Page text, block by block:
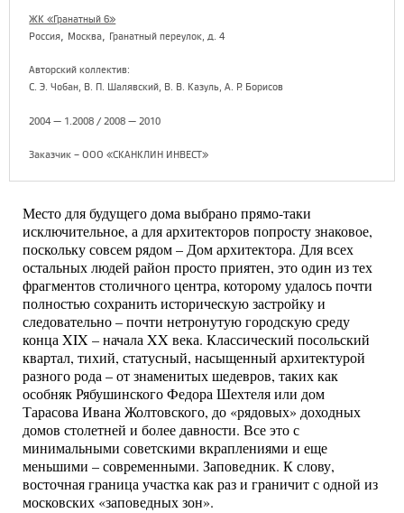
ЖК «Гранатный 6»
Россия, Москва, Гранатный переулок, д. 4
Авторский коллектив:
С. Э. Чобан, В. П. Шалявский, В. В. Казуль, А. Р. Борисов
2004 — 1.2008 / 2008 — 2010
Заказчик – ООО «СКАНКЛИН ИНВЕСТ»
Место для будущего дома выбрано прямо-таки
исключительное, а для архитекторов попросту знаковое,
поскольку совсем рядом – Дом архитектора. Для всех
остальных людей район просто приятен, это один из тех
фрагментов столичного центра, которому удалось почти
полностью сохранить историческую застройку и
следовательно – почти нетронутую городскую среду
конца XIX – начала XX века. Классический посольский
квартал, тихий, статусный, насыщенный архитектурой
разного рода – от знаменитых шедевров, таких как
особняк Рябушинского Федора Шехтеля или дом
Тарасова Ивана Жолтовского, до «рядовых» доходных
домов столетней и более давности. Все это с
минимальными советскими вкраплениями и еще
меньшими – современными. Заповедник. К слову,
восточная граница участка как раз и граничит с одной из
московских «заповедных зон».